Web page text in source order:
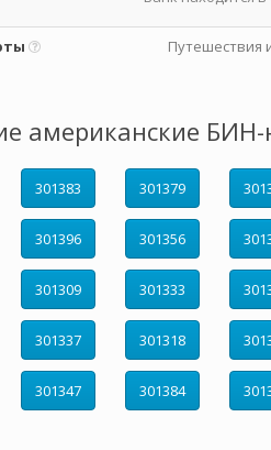
Путешествия
американские БИН-
301383 301379
301396 301356
301309 301333
301337 301318
301347 301384